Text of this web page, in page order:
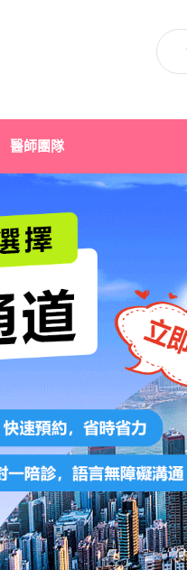
醫師團隊